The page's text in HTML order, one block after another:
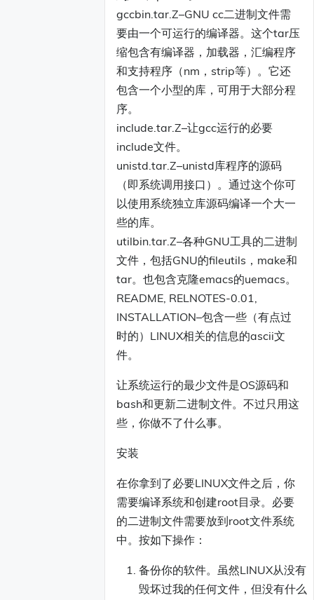
gccbin.tar.Z–GNU cc二进制文件需
要由一个可运行的编译器。这个tar压
缩包含有编译器，加载器，汇编程序
和支持程序（nm，strip等）。它还
包含一个小型的库，可用于大部分程
序。
include.tar.Z–让gcc运行的必要
include文件。
unistd.tar.Z–unistd库程序的源码
（即系统调用接口）。通过这个你可
以使用系统独立库源码编译一个大一
些的库。
utilbin.tar.Z–各种GNU工具的二进制
文件，包括GNU的fileutils，make和
tar。也包含克隆emacs的uemacs。
README, RELNOTES-0.01,
INSTALLATION–包含一些（有点过
时的）LINUX相关的信息的ascii文
件。
让系统运行的最少文件是OS源码和
bash和更新二进制文件。不过只用这
些，你做不了什么事。
安装
在你拿到了必要LINUX文件之后，你
需要编译系统和创建root目录。必要
的二进制文件需要放到root文件系统
中。按如下操作：
备份你的软件。虽然LINUX从没有
毁坏过我的任何文件，但没有什么